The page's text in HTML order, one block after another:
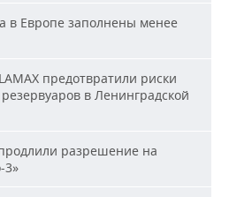
в Европе заполнены менее
предотвратили риски
в Ленинградской
разрешение на
3»